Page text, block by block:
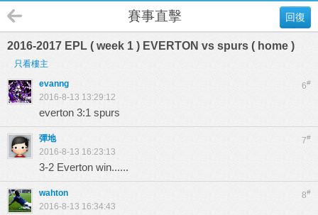
回復
賽事直擊
2016-2017 EPL ( week 1 ) EVERTON vs spurs ( home )
只看樓主
6#
evanng
2016-8-13 13:29:12
everton 3:1 spurs
7#
彈地
2016-8-13 16:23:13
3-2 Everton win......
8#
wahton
2016-8-13 16:34:43